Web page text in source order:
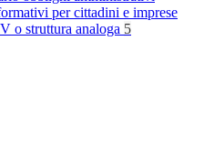
per cittadini e imprese
o struttura analoga 5